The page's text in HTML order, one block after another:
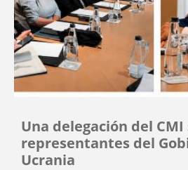
Una delegación del
representantes del
Ucrania